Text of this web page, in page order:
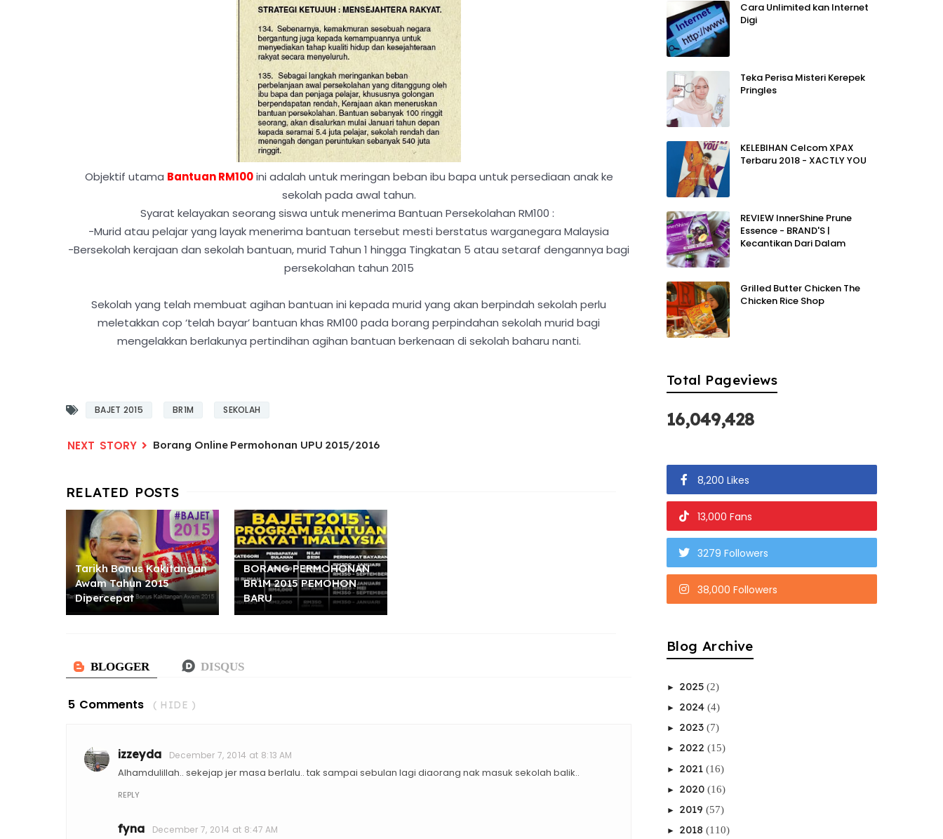
Objektif utama Bantuan RM100ini adalah untuk meringan beban ibu bapa untuk persediaan anak ke
sekolah pada awal tahun.
Syarat kelayakan seorang siswa untuk menerima Bantuan Persekolahan RM100 :
-Murid atau pelajar yang layak menerima bantuan tersebut mesti berstatus warganegara Malaysia
-Bersekolah kerajaan dan sekolah bantuan, murid Tahun 1 hingga Tingkatan 5 atau setaraf dengannya bagi
persekolahan tahun 2015
Sekolah yang telah membuat agihan bantuan ini kepada murid yang akan berpindah sekolah perlu
meletakkan cop ‘telah bayar’ bantuan khas RM100 pada borang perpindahan sekolah murid bagi
mengelakkan berlakunya pertindihan agihan bantuan berkenaan di sekolah baharu nanti.
BAJET 2015 BR1M SEKOLAH
Borang Online Permohonan UPU 2015/2016
Tarikh Bonus Kakitangan
Awam Tahun 2015
Dipercepat
BORANG PERMOHONAN
BR1M 2015 PEMOHON
BARU
5 Comments ( HIDE )
izzeyda December 7, 2014 at 8:13 AM
Alhamdulillah.. sekejap jer masa berlalu.. tak sampai sebulan lagi diaorang nak masuk sekolah balik..
REPLY
fyna December 7, 2014 at 8:47 AM
Cara Unlimited kan Internet
Digi
Teka Perisa Misteri Kerepek
Pringles
KELEBIHAN Celcom XPAX
Terbaru 2018 - XACTLY YOU
REVIEW InnerShine Prune
Essence - BRAND'S |
Kecantikan Dari Dalam
Grilled Butter Chicken The
Chicken Rice Shop
Total Pageviews
16,049,428
8,200 Likes
13,000 Fans
3279 Followers
38,000 Followers
Blog Archive
► 2025 (2)
► 2024 (4)
► 2023 (7)
► 2022 (15)
► 2021 (16)
► 2020 (16)
► 2019 (57)
► 2018 (110)